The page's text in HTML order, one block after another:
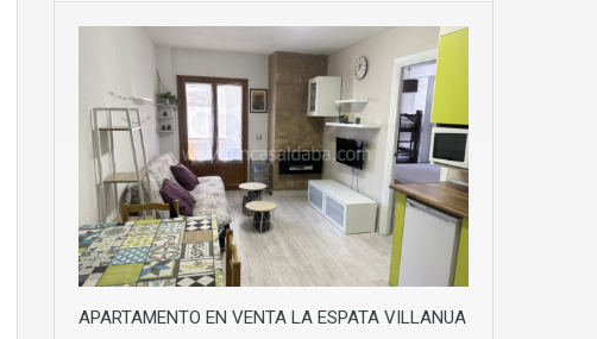
APARTAMENTO EN VENTA LA ESPATA VILLANUA